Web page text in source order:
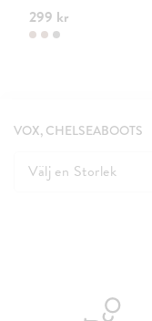
299 kr
VOX, CHELSEABOOTS
Välj en Storlek